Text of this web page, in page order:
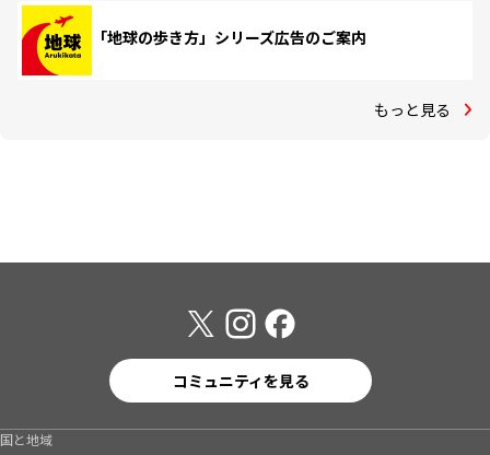
「地球の歩き方」シリーズ広告のご案内
もっと見る
コミュニティを見る
国と地域